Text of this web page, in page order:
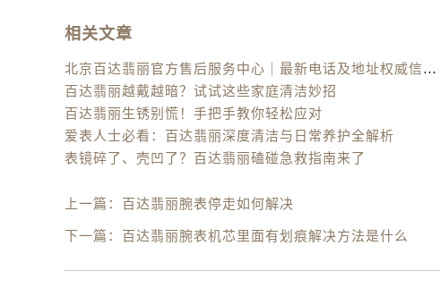
相关文章
北京百达翡丽官方售后服务中心｜最新电话及地址权威信息公示（2026年6月最新）
百达翡丽越戴越暗？试试这些家庭清洁妙招
百达翡丽生锈别慌！手把手教你轻松应对
爱表人士必看：百达翡丽深度清洁与日常养护全解析
表镜碎了、壳凹了？百达翡丽磕碰急救指南来了
上一篇： 百达翡丽腕表停走如何解决
下一篇： 百达翡丽腕表机芯里面有划痕解决方法是什么